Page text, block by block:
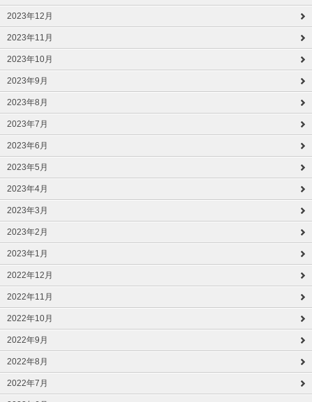
2023年12月
2023年11月
2023年10月
2023年9月
2023年8月
2023年7月
2023年6月
2023年5月
2023年4月
2023年3月
2023年2月
2023年1月
2022年12月
2022年11月
2022年10月
2022年9月
2022年8月
2022年7月